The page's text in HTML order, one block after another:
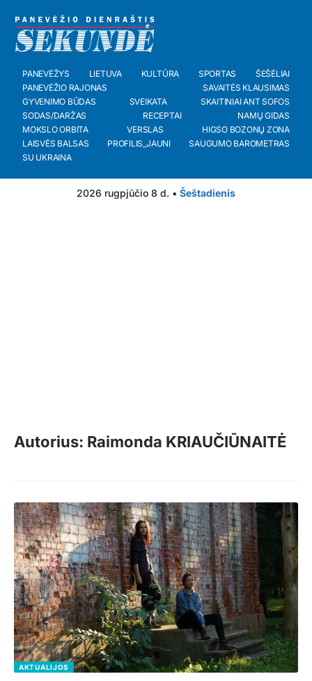
PANEVĖŽYS LIETUVA KULTŪRA SPORTAS
ŠEŠĖLIAI
PANEVĖŽIO RAJONAS
SAVAITĖS KLAUSIMAS
GYVENIMO BŪDAS
SVEIKATA
SKAITINIAI ANT SOFOS
SODAS/DARŽAS
RECEPTAI
NAMŲ GIDAS
MOKSLO ORBITA
VERSLAS
HIGSO BOZONŲ ZONA
LAISVĖS BALSAS
PROFILIS_JAUNI
SAUGUMO BAROMETRAS
SU UKRAINA
2026 rugpjūčio 8 d. • Šeštadienis
Autorius: Raimonda KRIAUČIŪNAITĖ
AKTUALIJOS